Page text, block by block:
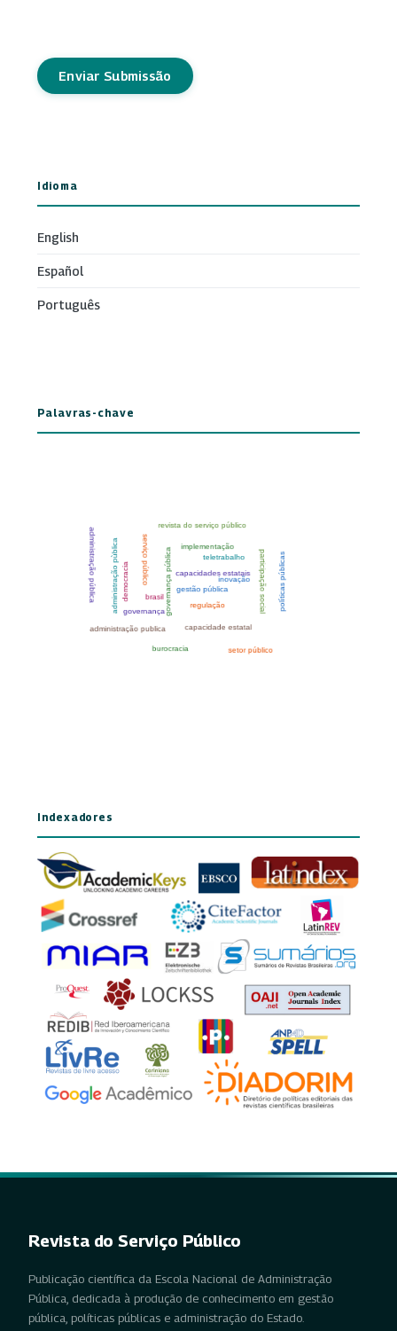
Enviar Submissão
Idioma
English
Español
Português
Palavras-chave
Indexadores
Revista do Serviço Público
Publicação científica da Escola Nacional de Administração
Pública, dedicada à produção de conhecimento em gestão
pública, políticas públicas e administração do Estado.